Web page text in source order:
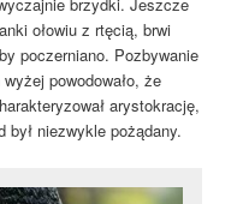
ołowiu z rtęcią, brwi
poczerniano. Pozbywanie
powodowało, że
arystokrację,
niezwykle pożądany.